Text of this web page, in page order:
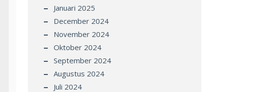
Januari 2025
December 2024
November 2024
Oktober 2024
September 2024
Augustus 2024
Juli 2024